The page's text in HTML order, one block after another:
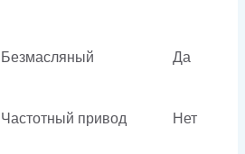
Безмасляный Да
Частотный привод Нет